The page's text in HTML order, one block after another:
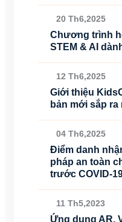
20 Th6,2025
Chương trình
STEM & AI
12 Th6,2025
Giới thiệu
bản mới sắp
04 Th6,2025
Điểm danh
pháp an toàn
trước COVID-
11 Th5,2023
Ứng dụng AR,